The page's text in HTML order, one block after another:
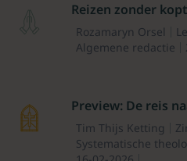
Reizen zonder
Rozamaryn Orsel
Algemene redactie
Preview: De reis
Tim Thijs Ketting
Systematische